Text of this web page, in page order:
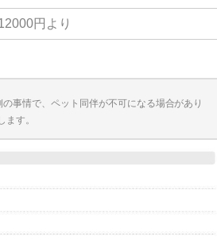
円より
事情で、ペット同伴が不可になる場合があり
す。